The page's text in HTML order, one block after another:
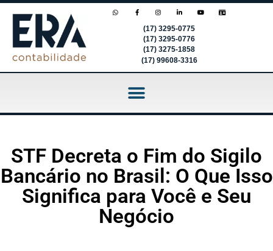
(17) 3295-0775
(17) 3295-0776
(17) 3275-1858
(17) 99608-3316
STF Decreta o Fim do Sigilo
Bancário no Brasil: O Que Isso
Significa para Você e Seu
Negócio